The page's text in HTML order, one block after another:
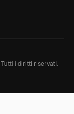
Tutti i diritti riservati.